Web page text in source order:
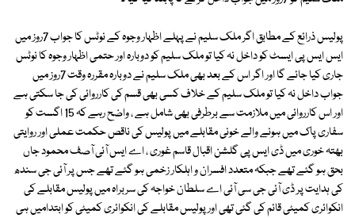
پولیس ذرائع کے مطابق اگر ملک سلیم نے پہلے اظہار وجوہ کے نوٹس کا جواب 7روز میں
ایس ایس پی ایسٹ کو داخل نہ کیا تو ملک سلیم کو دوبارہ اور حتمی اظہار وجوہ کا نوٹس
جاری کیا جائے گا اور اگر اس کے بعد بھی ملک سلیم نے دوبارہ مقررہ وقت 7روز میں
جواب داخل نہ کیا تو ملک سلیم کے خلاف کسی بھی قسم کی کارروائی کی جا سکتی ہے
اور اس کارروائی میں ملازمت سے برطرفی بھی شامل ہے ، واضح رہے کہ 15 اگست کو
سفاری پاک میں ہونے والے خونی مقابلے میں پولیس کی ناقص حکمت عملی اور روایتی
بھتہ خوری میں ڈی ایس پی گلشن اقبال قاسم غوری ، اے ایس آئی آصف محمود جاں
بحق ہو گئے تھے جبکہ متعدد افسران و اہلکار زخمی ہو گئے تھے جس پر آئی جی سندھ
کی ہدایت پر ڈی آئی جی سی آئی اے سلطان خواجہ کی سربراہ میں پولیس مقابلے کی
انکوائری کمیٹی قائم کی گئی تھی اور پولیس مقابلے کی انکوائری کمیٹی کو ابتدامیں ہی